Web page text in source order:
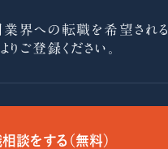
業界への 転職を希望される
りご登録ください。
談をする（無料）